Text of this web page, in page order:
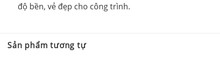
độ bền, vẻ đẹp cho công trình.
Sản phẩm tương tự